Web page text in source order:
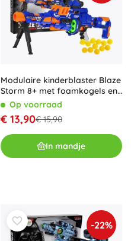
Modulaire kinderblaster Blaze
Storm 8+ met foamkogels en
accessoires
Op voorraad
€ 13,90€ 15,90
In mandje
-22%